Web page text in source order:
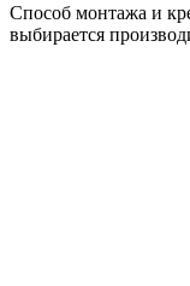
Способ монтажа и
выбирается